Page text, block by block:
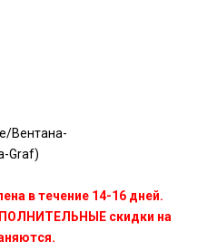
Вентана-
Graf)
в течение 14-16 дней.
скидки на